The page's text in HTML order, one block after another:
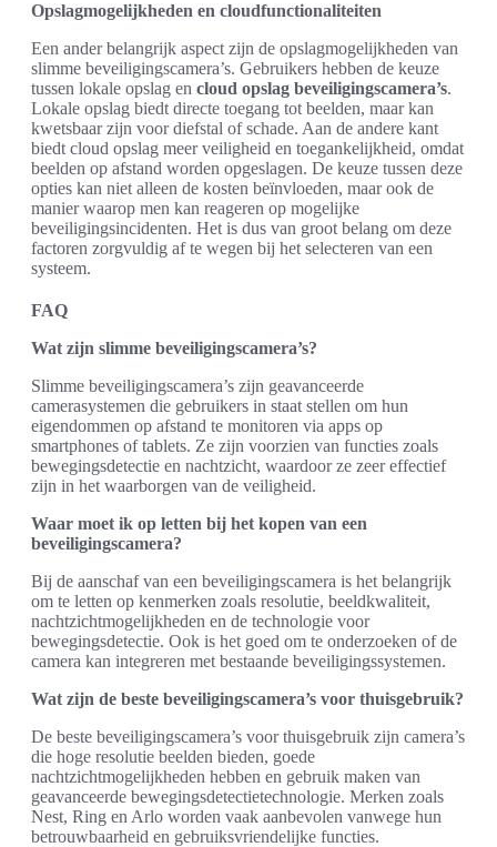
Opslagmogelijkheden en cloudfunctionaliteiten
Een ander belangrijk aspect zijn de opslagmogelijkheden van
slimme beveiligingscamera’s. Gebruikers hebben de keuze
tussen lokale opslag en cloud opslag beveiligingscamera’s.
Lokale opslag biedt directe toegang tot beelden, maar kan
kwetsbaar zijn voor diefstal of schade. Aan de andere kant
biedt cloud opslag meer veiligheid en toegankelijkheid, omdat
beelden op afstand worden opgeslagen. De keuze tussen deze
opties kan niet alleen de kosten beïnvloeden, maar ook de
manier waarop men kan reageren op mogelijke
beveiligingsincidenten. Het is dus van groot belang om deze
factoren zorgvuldig af te wegen bij het selecteren van een
systeem.
FAQ
Wat zijn slimme beveiligingscamera’s?
Slimme beveiligingscamera’s zijn geavanceerde
camerasystemen die gebruikers in staat stellen om hun
eigendommen op afstand te monitoren via apps op
smartphones of tablets. Ze zijn voorzien van functies zoals
bewegingsdetectie en nachtzicht, waardoor ze zeer effectief
zijn in het waarborgen van de veiligheid.
Waar moet ik op letten bij het kopen van een
beveiligingscamera?
Bij de aanschaf van een beveiligingscamera is het belangrijk
om te letten op kenmerken zoals resolutie, beeldkwaliteit,
nachtzichtmogelijkheden en de technologie voor
bewegingsdetectie. Ook is het goed om te onderzoeken of de
camera kan integreren met bestaande beveiligingssystemen.
Wat zijn de beste beveiligingscamera’s voor thuisgebruik?
De beste beveiligingscamera’s voor thuisgebruik zijn camera’s
die hoge resolutie beelden bieden, goede
nachtzichtmogelijkheden hebben en gebruik maken van
geavanceerde bewegingsdetectietechnologie. Merken zoals
Nest, Ring en Arlo worden vaak aanbevolen vanwege hun
betrouwbaarheid en gebruiksvriendelijke functies.